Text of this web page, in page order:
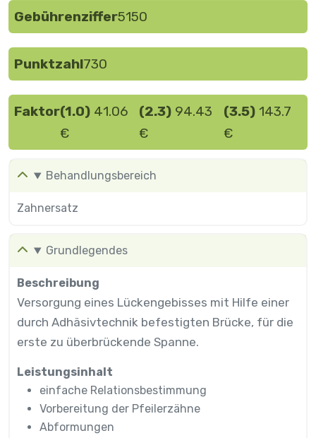
Gebührenziffer5150
Punktzahl730
Faktor(1.0) 41.06
€
(2.3) 94.43
€
(3.5)143.7
€
Behandlungsbereich
Zahnersatz
Grundlegendes
Beschreibung
Versorgung eines Lückengebisses mit Hilfe einer
durch Adhäsivtechnik befestigten Brücke, für die
erste zu überbrückende Spanne.
Leistungsinhalt
einfache Relationsbestimmung
Vorbereitung der Pfeilerzähne
Abformungen